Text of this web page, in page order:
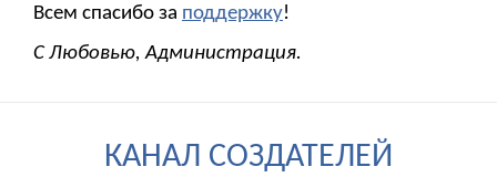
Всем спасибо за поддержку!
С Любовью, Администрация.
КАНАЛ СОЗДАТЕЛЕЙ